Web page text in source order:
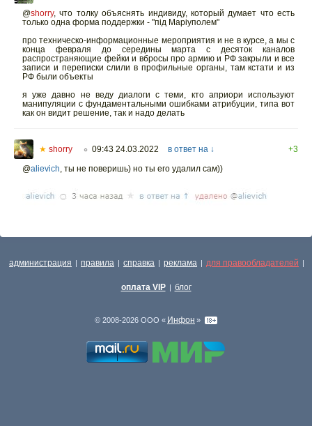
@shorry, что толку объяснять индивиду, который думает что есть
только одна форма поддержки - "під Маріуполем"
про техническо-информационные мероприятия и не в курсе, а мы с
конца февраля до середины марта с десяток каналов
распространяющие фейки и вбросы про армию и РФ закрыли и все
записи и переписки слили в профильные органы, там кстати и из
РФ были объекты
я уже давно не веду диалоги с теми, кто априори используют
манипуляции с фундаментальными ошибками атрибуции, типа вот
как он видит решение, так и надо делать
★ shorry ○ 09:43 24.03.2022 в ответ на ↓
+3
@alievich, ты не поверишь) но ты его удалил сам))
администрация | правила | справка | реклама | для правообладателей |
оплата VIP | блог
© 2008-2026 ООО « Инфон »